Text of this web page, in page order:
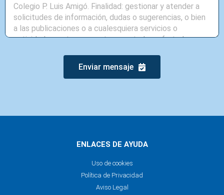
Enviar mensaje
ENLACES DE AYUDA
Uso de cookies
Política de Privacidad
Aviso Legal